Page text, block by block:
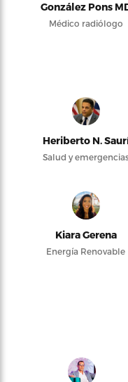
González Pons
Médico radiólogo
Heriberto N.
Salud y emergencias
Kiara Gerena
Energía Renovable